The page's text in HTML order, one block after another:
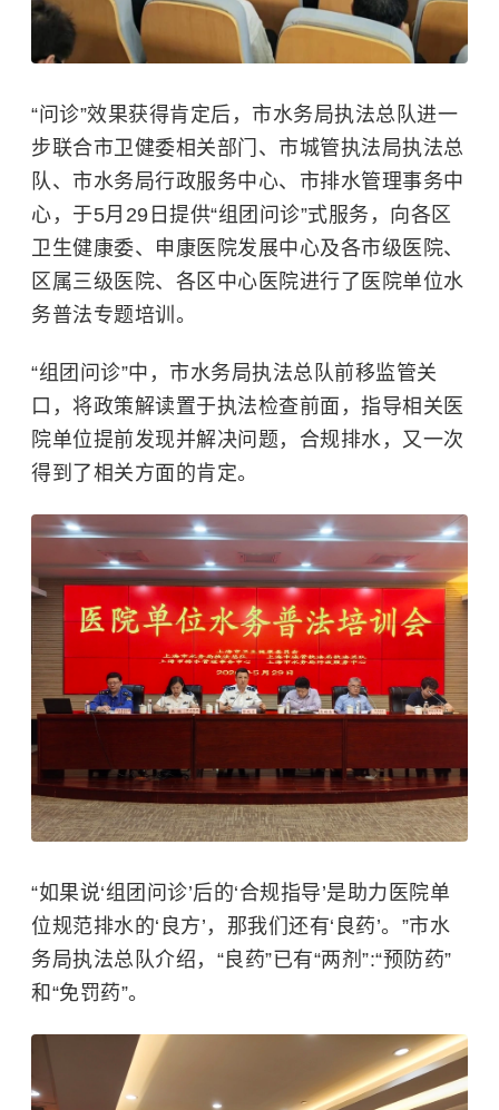
“问诊”效果获得肯定后，市水务局执法总队进一
步联合市卫健委相关部门、市城管执法局执法总
队、市水务局行政服务中心、市排水管理事务中
心，于5月29日提供“组团问诊”式服务，向各区
卫生健康委、申康医院发展中心及各市级医院、
区属三级医院、各区中心医院进行了医院单位水
务普法专题培训。
“组团问诊”中，市水务局执法总队前移监管关
口，将政策解读置于执法检查前面，指导相关医
院单位提前发现并解决问题，合规排水，又一次
得到了相关方面的肯定。
“如果说‘组团问诊’后的‘合规指导’是助力医院单
位规范排水的‘良方’，那我们还有‘良药’。”市水
务局执法总队介绍，“良药”已有“两剂”:“预防药”
和“免罚药”。